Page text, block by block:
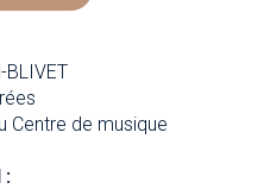
BLIVET
Centre de musique
: